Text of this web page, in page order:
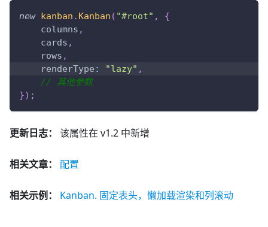
new kanban . Kanban ( "#root" ,
{
    columns
,
    cards
,
    rows
,
renderType : "lazy" ,
// 其他参数
}) ;
更新日志： 该属性在 v1.2 中新增
相关文章： 配置
相关示例： Kanban. 固定表头，懒加载渲染和列滚动